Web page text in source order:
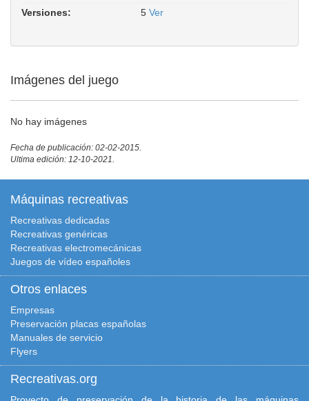
Versiones:
5 Ver
Imágenes del juego
No hay imágenes
Fecha de publicación: 02-02-2015.
Ultima edición: 12-10-2021.
Máquinas recreativas
Recreativas dedicadas
Recreativas genéricas
Recreativas electromecánicas
Juegos de vídeo españoles
Otros enlaces
Empresas
Preservación placas españolas
Manuales de servicio
Flyers
Recreativas.org